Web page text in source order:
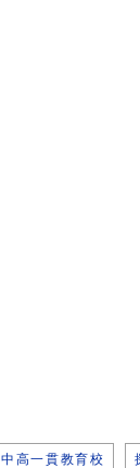
中高一貫教育校